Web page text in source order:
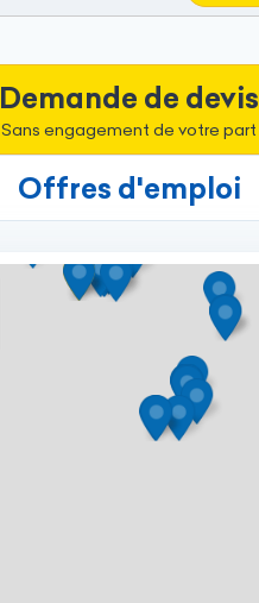
Demande de devis
Sans engagement de votre part
Offres d'emploi